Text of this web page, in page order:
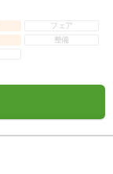
フェア
整備